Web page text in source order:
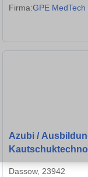
Firma:GPE
Azubi /
Dassow, 23942